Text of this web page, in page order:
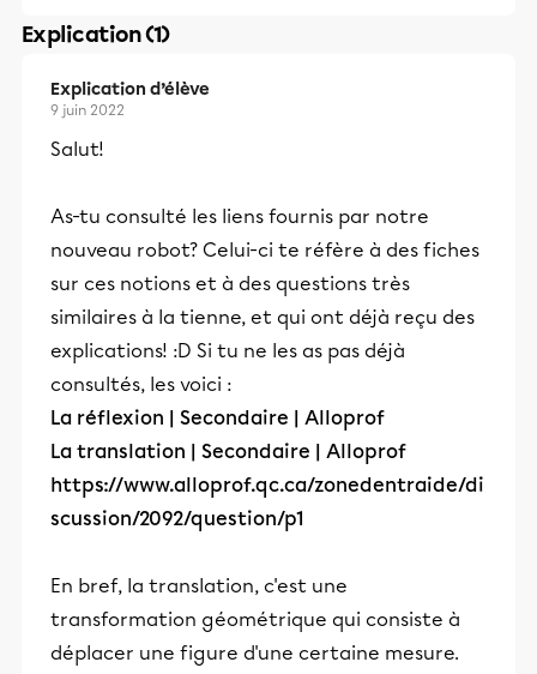
Explication (1)
Explication d’élève
9 juin 2022
Salut!
As-tu consulté les liens fournis par notre
nouveau robot? Celui-ci te réfère à des fiches
sur ces notions et à des questions très
similaires à la tienne, et qui ont déjà reçu des
explications! :D Si tu ne les as pas déjà
consultés, les voici :
La réflexion | Secondaire | Alloprof
La translation | Secondaire | Alloprof
https://www.alloprof.qc.ca/zonedentraide/di
scussion/2092/question/p1
En bref, la translation, c'est une
transformation géométrique qui consiste à
déplacer une figure d'une certaine mesure.